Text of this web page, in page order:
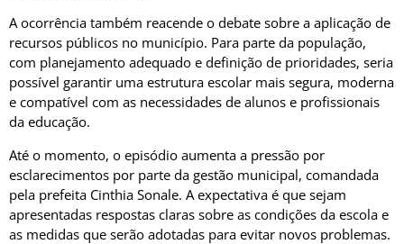
A ocorrência também reacende o debate sobre a aplicação de
recursos públicos no município. Para parte da população,
com planejamento adequado e definição de prioridades, seria
possível garantir uma estrutura escolar mais segura, moderna
e compatível com as necessidades de alunos e profissionais
da educação.
Até o momento, o episódio aumenta a pressão por
esclarecimentos por parte da gestão municipal, comandada
pela prefeita Cinthia Sonale. A expectativa é que sejam
apresentadas respostas claras sobre as condições da escola e
as medidas que serão adotadas para evitar novos problemas.